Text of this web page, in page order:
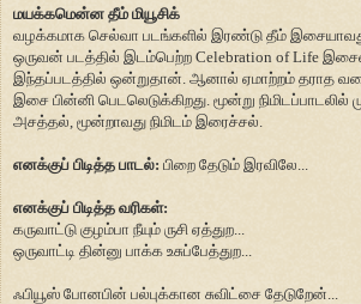
மயக்கமென்ன தீம் மியூசிக்
வழக்கமாக செல்வா படங்களில் இரண்டு தீம்
ஒருவன் படத்தில் இடம்பெற்ற Celebration of Life
இந்தப்படத்தில் ஒன்றுதான். ஆனால் ஏமாற்றம் தராத
இசை பின்னி பெடலெடுக்கிறது. மூன்று நிமிடப்பாடலில்
அசத்தல், மூன்றாவது நிமிடம் இரைச்சல்.
எனக்குப் பிடித்த பாடல்: பிறை தேடும் இரவிலே...
எனக்குப் பிடித்த வரிகள்:
கருவாட்டு குழம்பா நீயும் ருசி ஏத்துற...
ஒருவாட்டி தின்னு பாக்க உசுப்பேத்துற...
ஃபியூஸ் போனபின் பல்புக்கான சுவிட்சை தேடுறேன்...